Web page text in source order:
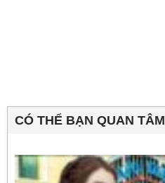
CÓ THỂ BẠN QUAN TÂM